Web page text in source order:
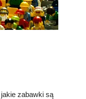
zabawki są